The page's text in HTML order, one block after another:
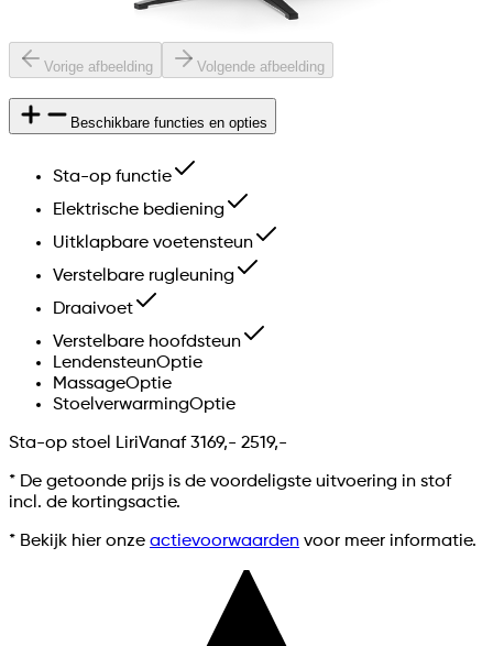
Vorige afbeelding Volgende afbeelding
Beschikbare functies en opties
Sta-op functie
Elektrische bediening
Uitklapbare voetensteun
Verstelbare rugleuning
Draaivoet
Verstelbare hoofdsteun
LendensteunOptie
MassageOptie
StoelverwarmingOptie
Sta-op stoel LiriVanaf 3169,- 2519,-
* De getoonde prijs is de voordeligste uitvoering in stof
incl. de kortingsactie.
* Bekijk hier onze actievoorwaarden voor meer informatie.